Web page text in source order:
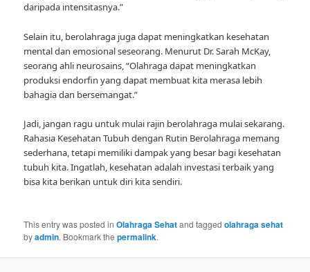
daripada intensitasnya.”
Selain itu, berolahraga juga dapat meningkatkan kesehatan
mental dan emosional seseorang. Menurut Dr. Sarah McKay,
seorang ahli neurosains, “Olahraga dapat meningkatkan
produksi endorfin yang dapat membuat kita merasa lebih
bahagia dan bersemangat.”
Jadi, jangan ragu untuk mulai rajin berolahraga mulai sekarang.
Rahasia Kesehatan Tubuh dengan Rutin Berolahraga memang
sederhana, tetapi memiliki dampak yang besar bagi kesehatan
tubuh kita. Ingatlah, kesehatan adalah investasi terbaik yang
bisa kita berikan untuk diri kita sendiri.
This entry was posted inOlahraga Sehatand taggedolahraga sehat
byadmin. Bookmark thepermalink.